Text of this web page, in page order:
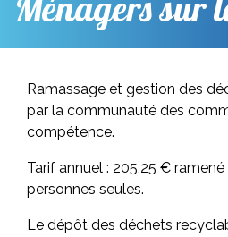
Ramassage et gestion des
par la communauté des
compétence.
Tarif annuel : 205,25 €
personnes seules.
Le dépôt des déchets